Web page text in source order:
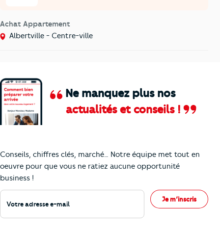
Achat Appartement
Albertville - Centre-ville
Ne manquez plus nos
actualités et conseils !
Conseils, chiffres clés, marché… Notre équipe met tout en
oeuvre pour que vous ne ratiez aucune opportunité
business !
Votre adresse e-mail
Je m’inscris